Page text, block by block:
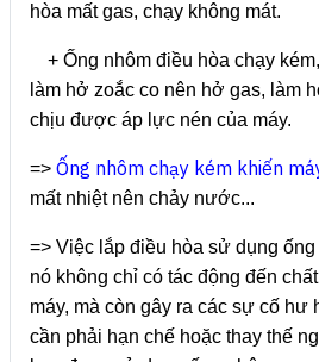
hòa mất gas, chạy không mát.
+ Ống nhôm điều hòa chạy
làm hở zoắc co nên hở gas, làm
chịu được áp lực nén của máy.
=> Ống nhôm chạy kém khiến
mất nhiệt nên chảy nước...
=> Việc lắp điều hòa sử dụng
nó không chỉ có tác động đến
máy, mà còn gây ra các sự cố hư
cần phải hạn chế hoặc thay thế